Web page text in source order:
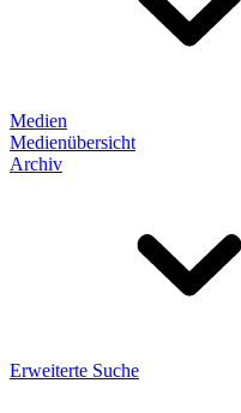
Medien
Medienübersicht
Archiv
Erweiterte Suche